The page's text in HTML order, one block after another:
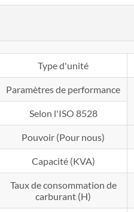
Type d'unité
Paramètres de performance
Selon l'ISO 8528
Pouvoir (Pour nous)
Capacité (KVA)
Taux de consommation de
carburant (H)